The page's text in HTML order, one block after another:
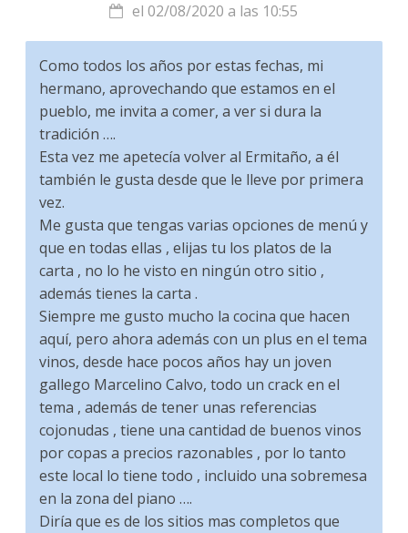
el 02/08/2020 a las 10:55
Como todos los años por estas fechas, mi
hermano, aprovechando que estamos en el
pueblo, me invita a comer, a ver si dura la
tradición ….
Esta vez me apetecía volver al Ermitaño, a él
también le gusta desde que le lleve por primera
vez.
Me gusta que tengas varias opciones de menú y
que en todas ellas , elijas tu los platos de la
carta , no lo he visto en ningún otro sitio ,
además tienes la carta .
Siempre me gusto mucho la cocina que hacen
aquí, pero ahora además con un plus en el tema
vinos, desde hace pocos años hay un joven
gallego Marcelino Calvo, todo un crack en el
tema , además de tener unas referencias
cojonudas , tiene una cantidad de buenos vinos
por copas a precios razonables , por lo tanto
este local lo tiene todo , incluido una sobremesa
en la zona del piano ….
Diría que es de los sitios mas completos que